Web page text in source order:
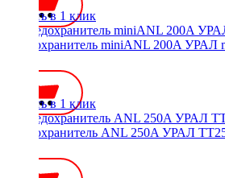
Купить в 1 клик
Предохранитель miniANL 200A
Купить в 1 клик
Предохранитель ANL 250A УРАЛ